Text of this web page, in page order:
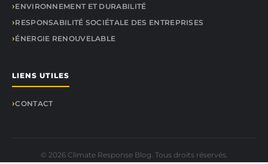
ENVIRONNEMENT ET DURABILITÉ
RESPONSABILITÉ SOCIÉTALE DES ENTREPRISES
ÉNERGIE RENOUVELABLE
LIENS UTILES
CONTACT
© 2026 Climate Response Blog. Tous droits réservés.